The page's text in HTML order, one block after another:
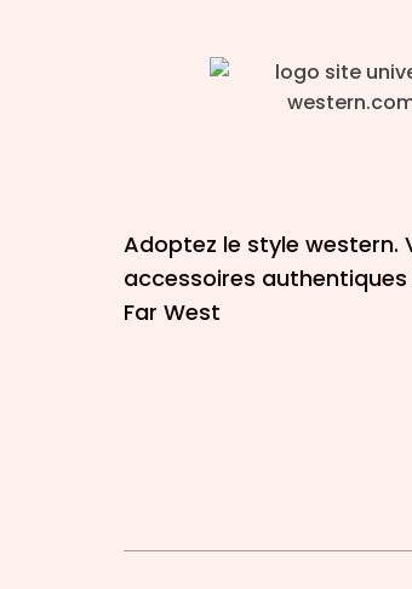
Adoptez le style western.
accessoires authentiques
Far West